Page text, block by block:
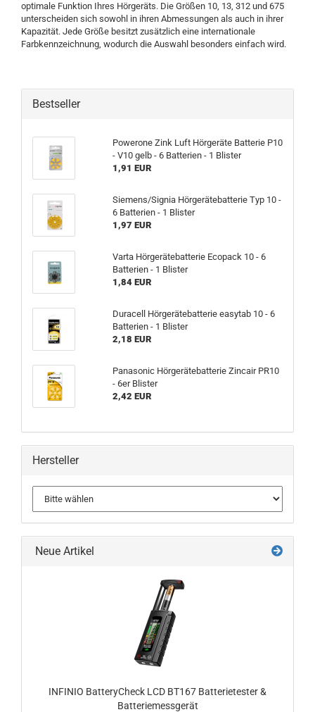
optimale Funktion Ihres Hörgeräts. Die Größen 10, 13, 312 und 675
unterscheiden sich sowohl in ihren Abmessungen als auch in ihrer
Kapazität. Jede Größe besitzt zusätzlich eine internationale
Farbkennzeichnung, wodurch die Auswahl besonders einfach wird.
Bestseller
Powerone Zink Luft Hörgeräte Batterie P10
- V10 gelb - 6 Batterien - 1 Blister
1,91 EUR
Siemens/Signia Hörgerätebatterie Typ 10 -
6 Batterien - 1 Blister
1,97 EUR
Varta Hörgerätebatterie Ecopack 10 - 6
Batterien - 1 Blister
1,84 EUR
Duracell Hörgerätebatterie easytab 10 - 6
Batterien - 1 Blister
2,18 EUR
Panasonic Hörgerätebatterie Zincair PR10
- 6er Blister
2,42 EUR
Hersteller
Neue Artikel
INFINIO BatteryCheck LCD BT167 Batterietester &
Batteriemessgerät